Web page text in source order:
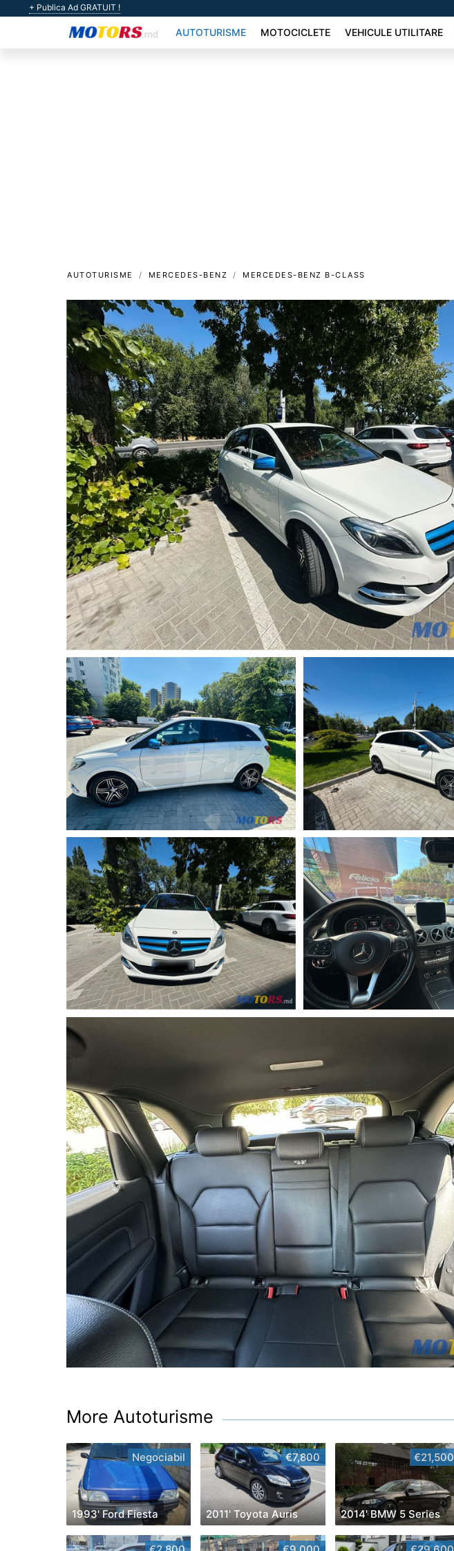
+ Publica Ad GRATUIT !
AUTOTURISME MOTOCICLETE VEHICULE UTILITARE
AUTOTURISME MERCEDES-BENZ MERCEDES-BENZ B-CLASS
More Autoturisme
Negociabil
1993' Ford Fiesta
€7,800
2011' Toyota Auris
€21,500
2014' BMW 5 Series